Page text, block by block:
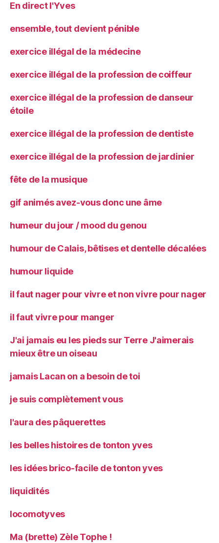
En direct l'Yves
ensemble, tout devient pénible
exercice illégal de la médecine
exercice illégal de la profession de coiffeur
exercice illégal de la profession de danseur
étoile
exercice illégal de la profession de dentiste
exercice illégal de la profession de jardinier
fête de la musique
gif animés avez-vous donc une âme
humeur du jour / mood du genou
humour de Calais, bêtises et dentelle décalées
humour liquide
il faut nager pour vivre et non vivre pour nager
il faut vivre pour manger
J'ai jamais eu les pieds sur Terre J'aimerais
mieux être un oiseau
jamais Lacan on a besoin de toi
je suis complètement vous
l'aura des pâquerettes
les belles histoires de tonton yves
les idées brico-facile de tonton yves
liquidités
locomotyves
Ma (brette) Zèle Tophe !